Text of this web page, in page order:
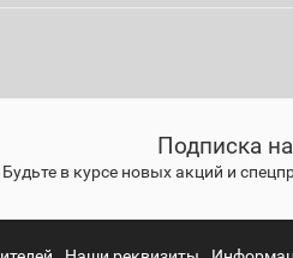
Подписка
Будьте в курсе новых акций и